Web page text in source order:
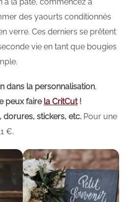
des yaourts conditionnés
verre. Ces derniers se prêtent
vie en tant que bougies
dans la personnalisation,
peux faire la CritCut!
dorures, stickers, etc. Pour une
€.